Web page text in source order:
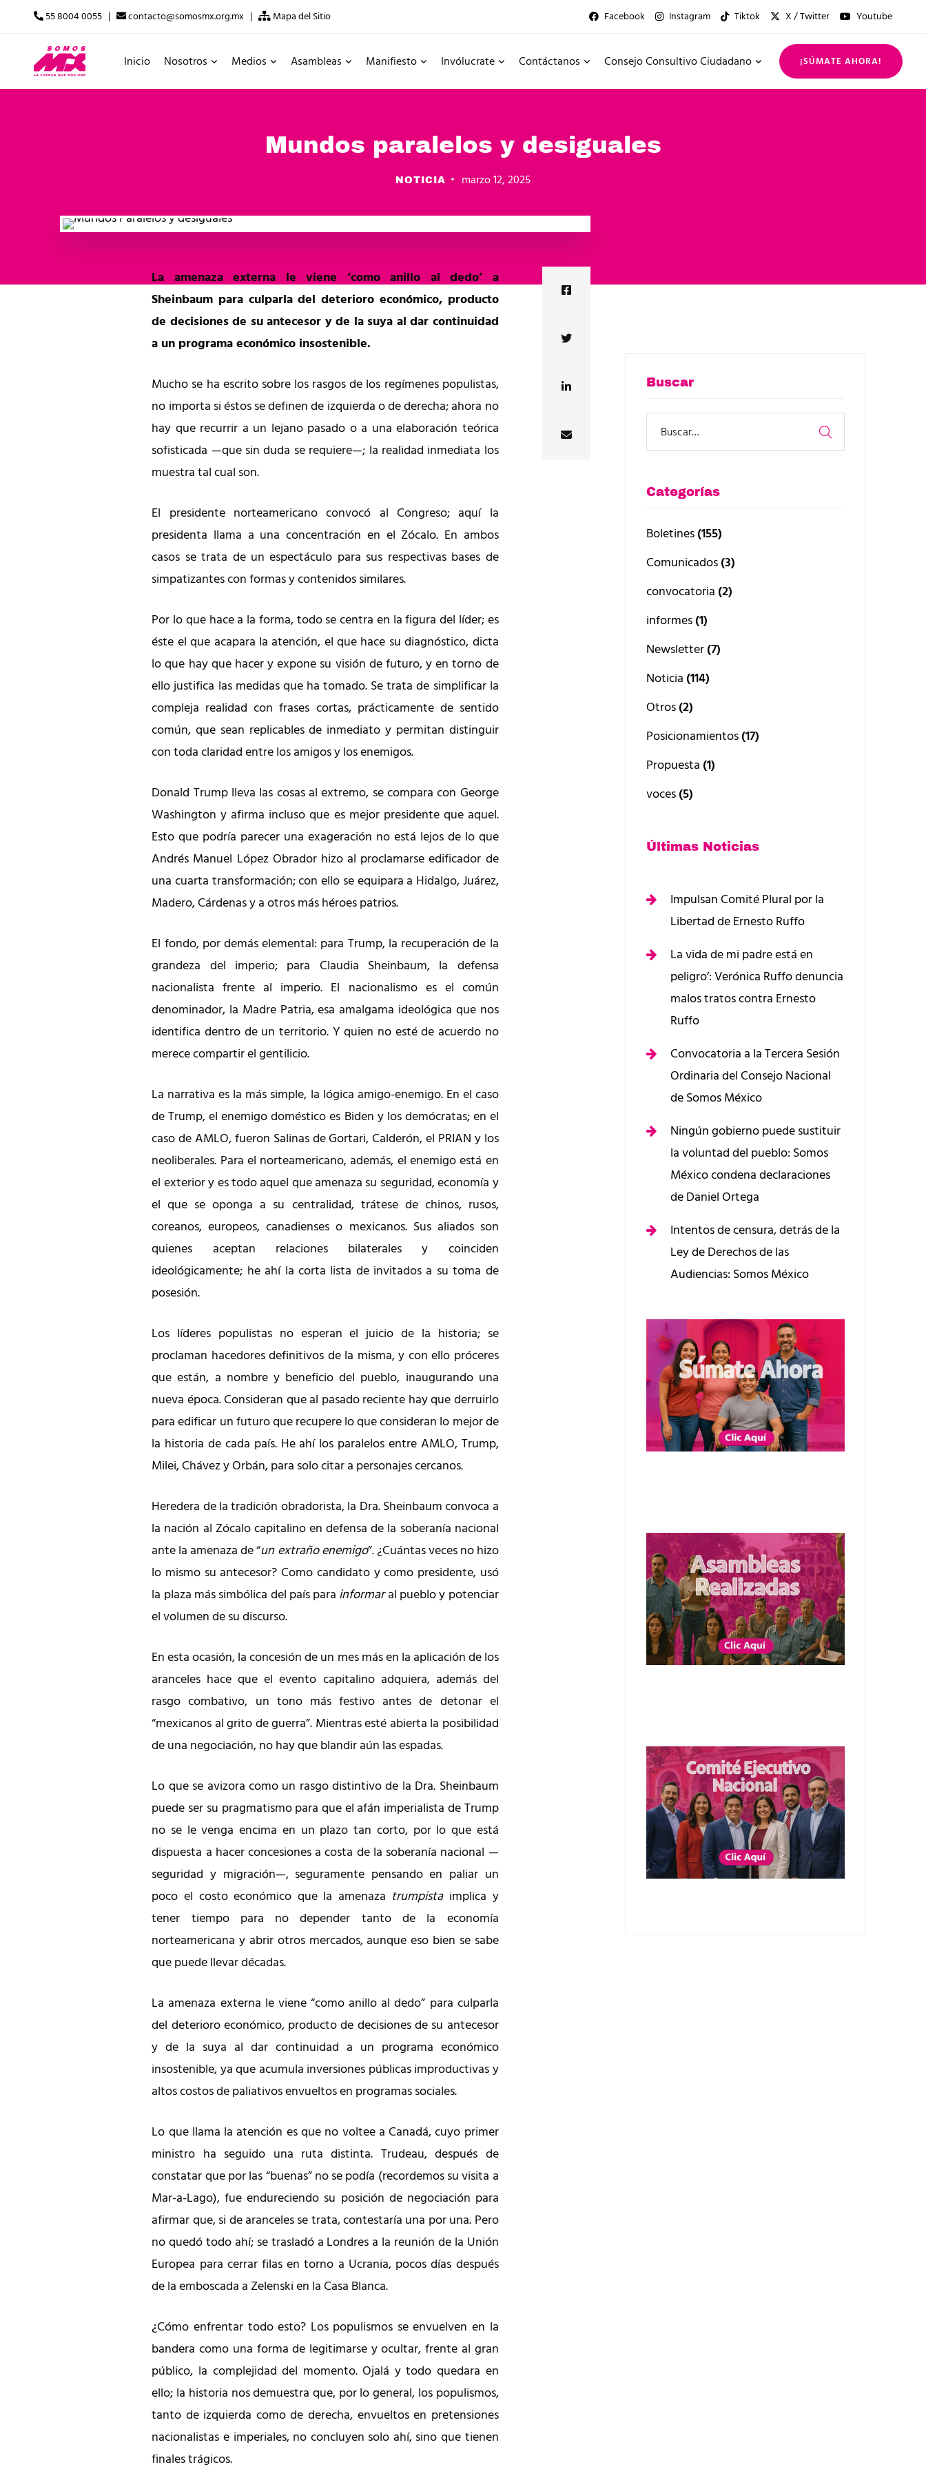
55 8004 0055 | contacto@somosmx.org.mx | Mapa del Sitio Facebook Instagram Tiktok X / Twitter Youtube
Inicio Nosotros Medios Asambleas Manifiesto Invólucrate Contáctanos Consejo Consultivo Ciudadano ¡SÚMATE AHORA!
Mundos paralelos y desiguales
NOTICIA marzo 12, 2025
La amenaza externa le viene ‘como anillo al dedo’ a
Sheinbaum para culparla del deterioro económico, producto
de decisiones de su antecesor y de la suya al dar continuidad
a un programa económico insostenible.
Mucho se ha escrito sobre los rasgos de los regímenes populistas,
no importa si éstos se definen de izquierda o de derecha; ahora no
hay que recurrir a un lejano pasado o a una elaboración teórica
sofisticada —que sin duda se requiere—; la realidad inmediata los
muestra tal cual son.
El presidente norteamericano convocó al Congreso; aquí la
presidenta llama a una concentración en el Zócalo. En ambos
casos se trata de un espectáculo para sus respectivas bases de
simpatizantes con formas y contenidos similares.
Por lo que hace a la forma, todo se centra en la figura del líder; es
éste el que acapara la atención, el que hace su diagnóstico, dicta
lo que hay que hacer y expone su visión de futuro, y en torno de
ello justifica las medidas que ha tomado. Se trata de simplificar la
compleja realidad con frases cortas, prácticamente de sentido
común, que sean replicables de inmediato y permitan distinguir
con toda claridad entre los amigos y los enemigos.
Donald Trump lleva las cosas al extremo, se compara con George
Washington y afirma incluso que es mejor presidente que aquel.
Esto que podría parecer una exageración no está lejos de lo que
Andrés Manuel López Obrador hizo al proclamarse edificador de
una cuarta transformación; con ello se equipara a Hidalgo, Juárez,
Madero, Cárdenas y a otros más héroes patrios.
El fondo, por demás elemental: para Trump, la recuperación de la
grandeza del imperio; para Claudia Sheinbaum, la defensa
nacionalista frente al imperio. El nacionalismo es el común
denominador, la Madre Patria, esa amalgama ideológica que nos
identifica dentro de un territorio. Y quien no esté de acuerdo no
merece compartir el gentilicio.
La narrativa es la más simple, la lógica amigo-enemigo. En el caso
de Trump, el enemigo doméstico es Biden y los demócratas; en el
caso de AMLO, fueron Salinas de Gortari, Calderón, el PRIAN y los
neoliberales. Para el norteamericano, además, el enemigo está en
el exterior y es todo aquel que amenaza su seguridad, economía y
el que se oponga a su centralidad, trátese de chinos, rusos,
coreanos, europeos, canadienses o mexicanos. Sus aliados son
quienes aceptan relaciones bilaterales y coinciden
ideológicamente; he ahí la corta lista de invitados a su toma de
posesión.
Los líderes populistas no esperan el juicio de la historia; se
proclaman hacedores definitivos de la misma, y con ello próceres
que están, a nombre y beneficio del pueblo, inaugurando una
nueva época. Consideran que al pasado reciente hay que derruirlo
para edificar un futuro que recupere lo que consideran lo mejor de
la historia de cada país. He ahí los paralelos entre AMLO, Trump,
Milei, Chávez y Orbán, para solo citar a personajes cercanos.
Heredera de la tradición obradorista, la Dra. Sheinbaum convoca a
la nación al Zócalo capitalino en defensa de la soberanía nacional
ante la amenaza de “un extraño enemigo”. ¿Cuántas veces no hizo
lo mismo su antecesor? Como candidato y como presidente, usó
la plaza más simbólica del país para informaral pueblo y potenciar
el volumen de su discurso.
En esta ocasión, la concesión de un mes más en la aplicación de los
aranceles hace que el evento capitalino adquiera, además del
rasgo combativo, un tono más festivo antes de detonar el
“mexicanos al grito de guerra”. Mientras esté abierta la posibilidad
de una negociación, no hay que blandir aún las espadas.
Lo que se avizora como un rasgo distintivo de la Dra. Sheinbaum
puede ser su pragmatismo para que el afán imperialista de Trump
no se le venga encima en un plazo tan corto, por lo que está
dispuesta a hacer concesiones a costa de la soberanía nacional —
seguridad y migración—, seguramente pensando en paliar un
poco el costo económico que la amenaza trumpistaimplica y
tener tiempo para no depender tanto de la economía
norteamericana y abrir otros mercados, aunque eso bien se sabe
que puede llevar décadas.
La amenaza externa le viene “como anillo al dedo” para culparla
del deterioro económico, producto de decisiones de su antecesor
y de la suya al dar continuidad a un programa económico
insostenible, ya que acumula inversiones públicas improductivas y
altos costos de paliativos envueltos en programas sociales.
Lo que llama la atención es que no voltee a Canadá, cuyo primer
ministro ha seguido una ruta distinta. Trudeau, después de
constatar que por las “buenas” no se podía (recordemos su visita a
Mar-a-Lago), fue endureciendo su posición de negociación para
afirmar que, si de aranceles se trata, contestaría una por una. Pero
no quedó todo ahí; se trasladó a Londres a la reunión de la Unión
Europea para cerrar filas en torno a Ucrania, pocos días después
de la emboscada a Zelenski en la Casa Blanca.
¿Cómo enfrentar todo esto? Los populismos se envuelven en la
bandera como una forma de legitimarse y ocultar, frente al gran
público, la complejidad del momento. Ojalá y todo quedara en
ello; la historia nos demuestra que, por lo general, los populismos,
tanto de izquierda como de derecha, envueltos en pretensiones
nacionalistas e imperiales, no concluyen solo ahí, sino que tienen
finales trágicos.
Buscar
Categorías
Boletines(155)
Comunicados(3)
convocatoria (2)
informes(1)
Newsletter(7)
Noticia (114)
Otros(2)
Posicionamientos(17)
Propuesta (1)
voces(5)
Últimas Noticias
Impulsan Comité Plural por la
Libertad de Ernesto Ruffo
La vida de mi padre está en
peligro’: Verónica Ruffo denuncia
malos tratos contra Ernesto
Ruffo
Convocatoria a la Tercera Sesión
Ordinaria del Consejo Nacional
de Somos México
Ningún gobierno puede sustituir
la voluntad del pueblo: Somos
México condena declaraciones
de Daniel Ortega
Intentos de censura, detrás de la
Ley de Derechos de las
Audiencias: Somos México